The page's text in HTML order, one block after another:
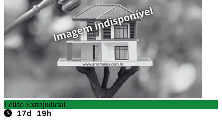
Leilão Extrajudicial
17d 19h